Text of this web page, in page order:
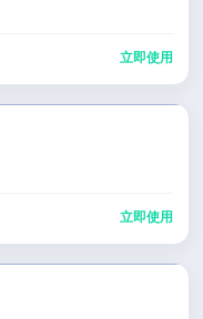
立即使用
立即使用